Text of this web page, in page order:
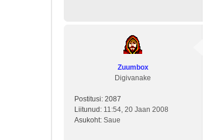
Zuumbox
Digivanake
Postitusi: 2087
Liitunud: 11:54, 20 Jaan 2008
Asukoht: Saue